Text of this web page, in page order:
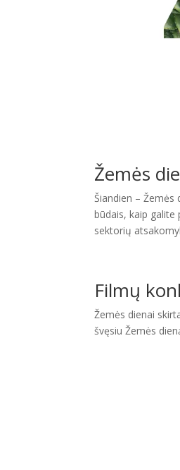
Žemės
Šiandien –
būdais, kaip
sektorių
Filmų
Žemės
švęsiu Žemės